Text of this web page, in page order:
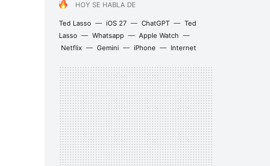
HOY SE HABLA DE
Ted Lasso iOS 27 ChatGPT
Ted
Lasso
Whatsapp
Apple Watch
Netflix
Gemini iPhone Internet